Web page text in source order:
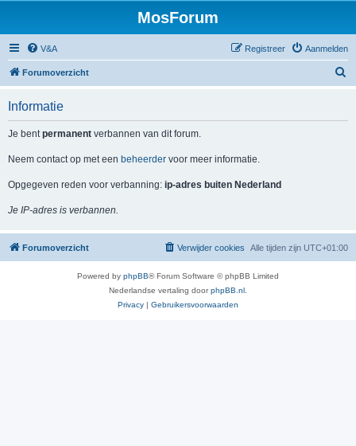
MosForum
V&A Aanmelden
Registreer
Forumoverzicht
Informatie
Je bentpermanent verbannen van dit forum.
Neem contact op met een beheerder voor meer informatie.
Opgegeven reden voor verbanning: ip-adres buiten Nederland
Je IP-adres is verbannen.
Forumoverzicht Alle tijden zijn UTC+01:00
Verwijder cookies
Powered by phpBB® Forum Software © phpBB Limited
Nederlandse vertaling doorphpBB.nl
Privacy | Gebruikersvoorwaarden